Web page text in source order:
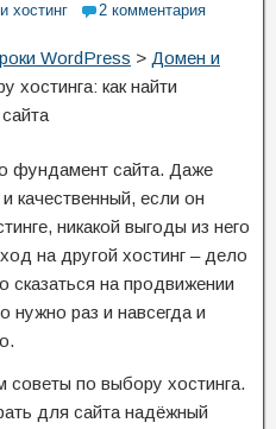
хостинг 2 комментария
WordPress > Домен и
хостинга: как найти
фундамент сайта. Даже
качественный, если он
никакой выгоды из него
на другой хостинг – дело
сказаться на продвижении
нужно раз и навсегда и
по выбору хостинга.
для сайта надёжный